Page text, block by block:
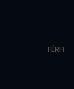
FÉRFI